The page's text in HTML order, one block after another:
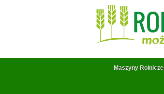
Maszyny Rolnicze